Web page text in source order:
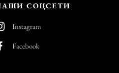
СОЦСЕТИ
Instagram
Facebook